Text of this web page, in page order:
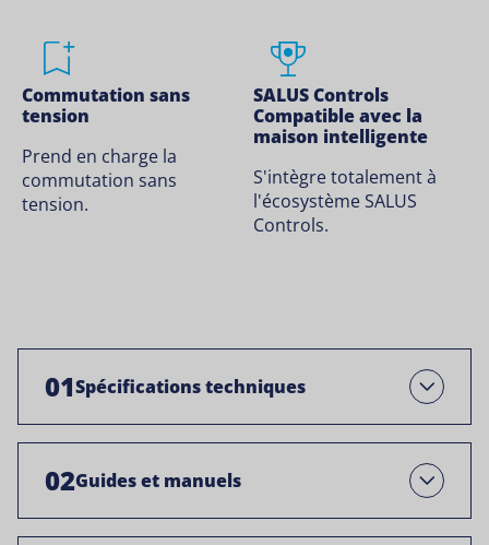
Commutation sans
tension
Prend en charge la
commutation sans
tension.
SALUS Controls
Compatible avec la
maison intelligente
S'intègre totalement à
l'écosystème SALUS
Controls.
01Spécifications techniques Ouvrir
02Guides et manuels Open